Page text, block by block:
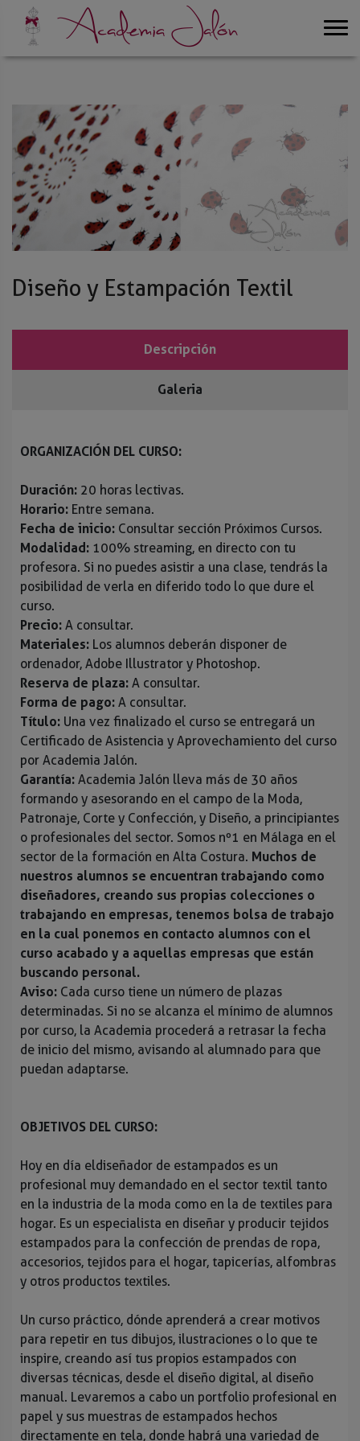
Diseño y Estampación Textil
Descripción
Galeria
ORGANIZACIÓN DEL CURSO:
Duración: 20 horas lectivas.
Horario: Entre semana.
Fecha de inicio: Consultar sección Próximos Cursos.
Modalidad: 100% streaming, en directo con tu
profesora. Si no puedes asistir a una clase, tendrás la
posibilidad de verla en diferido todo lo que dure el
curso.
Precio: A consultar.
Materiales: Los alumnos deberán disponer de
ordenador, Adobe Illustrator y Photoshop.
Reserva de plaza: A consultar.
Forma de pago: A consultar.
Título: Una vez finalizado el curso se entregará un
Certificado de Asistencia y Aprovechamiento del curso
por Academia Jalón.
Garantía: Academia Jalón lleva más de 30 años
formando y asesorando en el campo de la Moda,
Patronaje, Corte y Confección, y Diseño, a principiantes
o profesionales del sector. Somos nº1 en Málaga en el
sector de la formación en Alta Costura. Muchos de
nuestros alumnos se encuentran trabajando como
diseñadores, creando sus propias colecciones o
trabajando en empresas, tenemos bolsa de trabajo
en la cual ponemos en contacto alumnos con el
curso acabado y a aquellas empresas que están
buscando personal.
Aviso: Cada curso tiene un número de plazas
determinadas. Si no se alcanza el mínimo de alumnos
por curso, la Academia procederá a retrasar la fecha
de inicio del mismo, avisando al alumnado para que
puedan adaptarse.
OBJETIVOS DEL CURSO:
Hoy en día eldiseñador de estampados es un
profesional muy demandado en el sector textil tanto
en la industria de la moda como en la de textiles para
hogar. Es un especialista en diseñar y producir tejidos
estampados para la confección de prendas de ropa,
accesorios, tejidos para el hogar, tapicerías, alfombras
y otros productos textiles.
Un curso práctico, dónde aprenderá a crear motivos
para repetir en tus dibujos, ilustraciones o lo que te
inspire, creando así tus propios estampados con
diversas técnicas, desde el diseño digital, al diseño
manual. Levaremos a cabo un portfolio profesional en
papel y sus muestras de estampados hechos
directamente en tela, donde habrá una variedad de